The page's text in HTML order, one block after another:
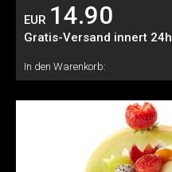
EUR 14.90
Gratis-Versand innert 24h
In den Warenkorb: